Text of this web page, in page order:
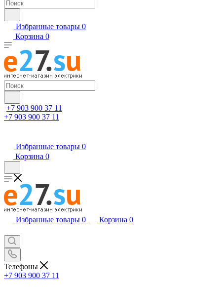
Избранные товары 0
Корзина 0
+7 903 900 37 11
+7 903 900 37 11
Избранные товары 0
Корзина 0
Избранные товары 0 Корзина 0
Телефоны
+7 903 900 37 11